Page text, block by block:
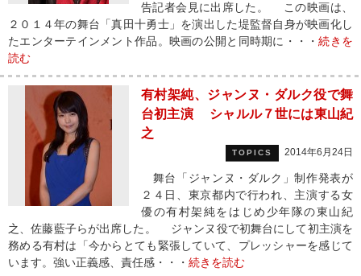
告記者会見に出席した。 この映画は、
２０１４年の舞台「真田十勇士」を演出した堤監督自身が映画化し
たエンターテインメント作品。映画の公開と同時期に・・・続きを
読む
有村架純、ジャンヌ・ダルク役で舞
台初主演 シャルル７世には東山紀
之
TOPICS 2014年6月24日
舞台「ジャンヌ・ダルク」制作発表が
２４日、東京都内で行われ、主演する女
優の有村架純をはじめ少年隊の東山紀
之、佐藤藍子らが出席した。 ジャンヌ役で初舞台にして初主演を
務める有村は「今からとても緊張していて、プレッシャーを感じて
います。強い正義感、責任感・・・ 続きを読む